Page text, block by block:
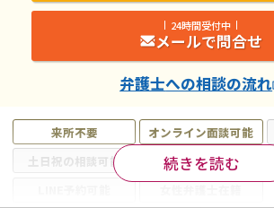
来所不要 オンライン面談可能
土日祝の相談可能
19時以降電話可能
続きを読む
24時間受付中
メールで問合せ
弁護士への相談の流れ